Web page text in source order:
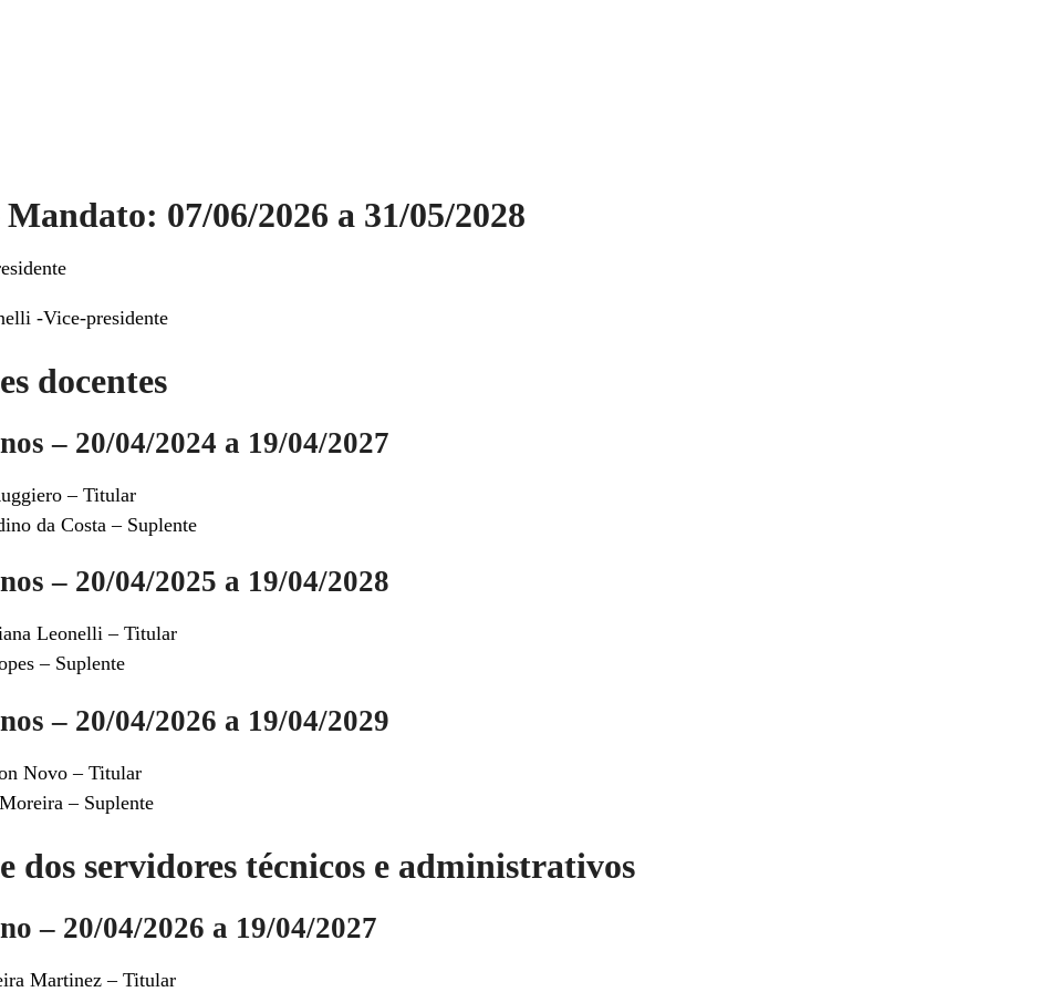
07/06/2026 a 31/05/2028
-Vice-presidente
docentes
– 20/04/2024 a 19/04/2027
– Titular
da Costa – Suplente
– 20/04/2025 a 19/04/2028
Leonelli – Titular
– Suplente
– 20/04/2026 a 19/04/2029
Novo – Titular
– Suplente
dos servidores técnicos e administrativos
– 20/04/2026 a 19/04/2027
Martinez – Titular